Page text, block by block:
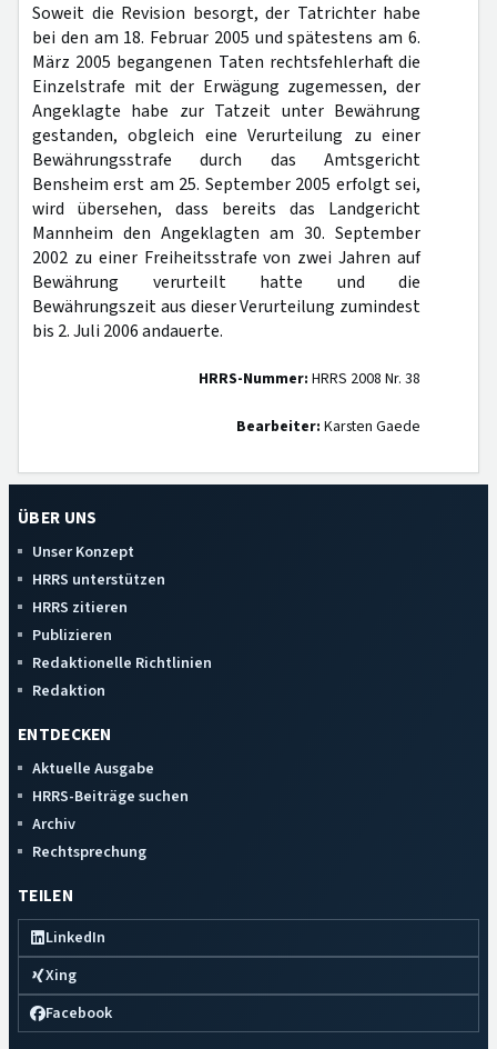
Soweit die Revision besorgt, der Tatrichter habe
bei den am 18. Februar 2005 und spätestens am 6.
März 2005 begangenen Taten rechtsfehlerhaft die
Einzelstrafe mit der Erwägung zugemessen, der
Angeklagte habe zur Tatzeit unter Bewährung
gestanden, obgleich eine Verurteilung zu einer
Bewährungsstrafe durch das Amtsgericht
Bensheim erst am 25. September 2005 erfolgt sei,
wird übersehen, dass bereits das Landgericht
Mannheim den Angeklagten am 30. September
2002 zu einer Freiheitsstrafe von zwei Jahren auf
Bewährung verurteilt hatte und die
Bewährungszeit aus dieser Verurteilung zumindest
bis 2. Juli 2006 andauerte.
HRRS-Nummer: HRRS 2008 Nr. 38
Bearbeiter: Karsten Gaede
ÜBER UNS
Unser Konzept
HRRS unterstützen
HRRS zitieren
Publizieren
Redaktionelle Richtlinien
Redaktion
ENTDECKEN
Aktuelle Ausgabe
HRRS-Beiträge suchen
Archiv
Rechtsprechung
TEILEN
LinkedIn
Xing
Facebook